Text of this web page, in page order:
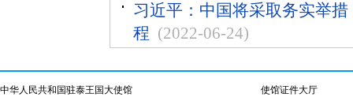
习近平：中国将采取务实举
程 (2022-06-24)
中华人民共和国驻泰王国大使馆 使馆证件大厅